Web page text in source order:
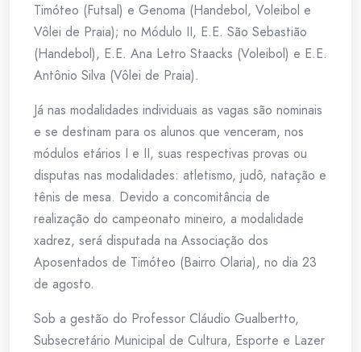
Timóteo (Futsal) e Genoma (Handebol, Voleibol e
Vôlei de Praia); no Módulo II, E.E. São Sebastião
(Handebol), E.E. Ana Letro Staacks (Voleibol) e E.E.
Antônio Silva (Vôlei de Praia).
Já nas modalidades individuais as vagas são nominais
e se destinam para os alunos que venceram, nos
módulos etários I e II, suas respectivas provas ou
disputas nas modalidades: atletismo, judô, natação e
tênis de mesa. Devido a concomitância de
realização do campeonato mineiro, a modalidade
xadrez, será disputada na Associação dos
Aposentados de Timóteo (Bairro Olaria), no dia 23
de agosto.
Sob a gestão do Professor Cláudio Gualbertto,
Subsecretário Municipal de Cultura, Esporte e Lazer